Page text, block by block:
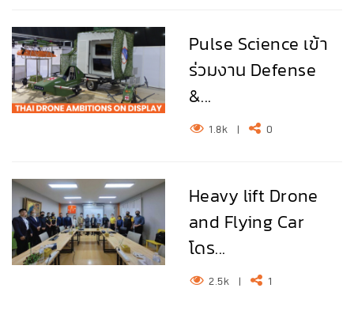
Pulse Science เข้า
ร่วมงาน Defense
&...
1.8k | 0
Heavy lift Drone
and Flying Car
โดร...
2.5k | 1